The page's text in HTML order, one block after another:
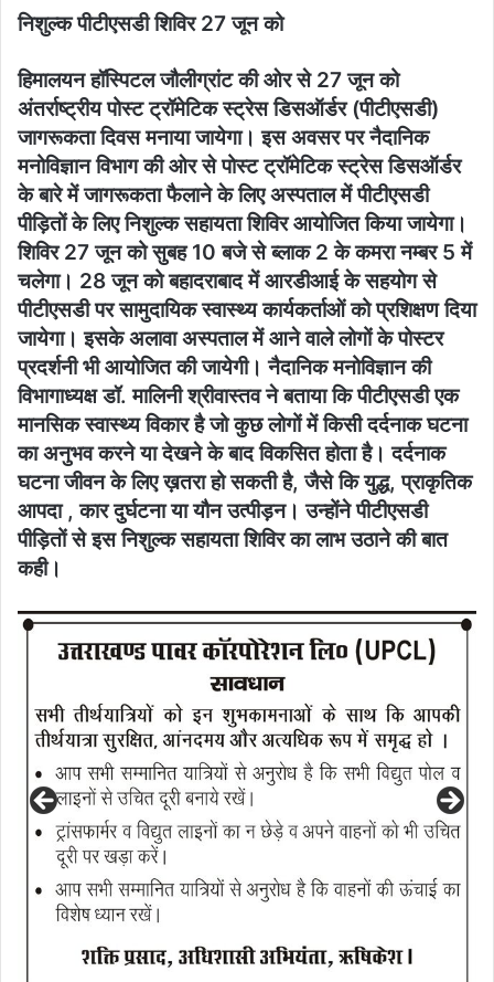
निशुल्क पीटीएसडी शिविर 27 जून को
हिमालयन हॉस्पिटल जौलीग्रांट की ओर से 27 जून को
अंतर्राष्ट्रीय पोस्ट ट्रॉमेटिक स्ट्रेस डिसऑर्डर (पीटीएसडी)
जागरूकता दिवस मनाया जायेगा। इस अवसर पर नैदानिक
मनोविज्ञान विभाग की ओर से पोस्ट ट्रॉमेटिक स्ट्रेस डिसऑर्डर
के बारे में जागरूकता फैलाने के लिए अस्पताल में पीटीएसडी
पीड़ितों के लिए निशुल्क सहायता शिविर आयोजित किया जायेगा।
शिविर 27 जून को सुबह 10 बजे से ब्लाक 2 के कमरा नम्बर 5 में
चलेगा। 28 जून को बहादराबाद में आरडीआई के सहयोग से
पीटीएसडी पर सामुदायिक स्वास्थ्य कार्यकर्ताओं को प्रशिक्षण दिया
जायेगा। इसके अलावा अस्पताल में आने वाले लोगों के पोस्टर
प्रदर्शनी भी आयोजित की जायेगी। नैदानिक मनोविज्ञान की
विभागाध्यक्ष डॉ. मालिनी श्रीवास्तव ने बताया कि पीटीएसडी एक
मानसिक स्वास्थ्य विकार है जो कुछ लोगों में किसी दर्दनाक घटना
का अनुभव करने या देखने के बाद विकसित होता है। दर्दनाक
घटना जीवन के लिए ख़तरा हो सकती है, जैसे कि युद्ध, प्राकृतिक
आपदा , कार दुर्घटना या यौन उत्पीड़न। उन्होंने पीटीएसडी
पीड़ितों से इस निशुल्क सहायता शिविर का लाभ उठाने की बात
कही।